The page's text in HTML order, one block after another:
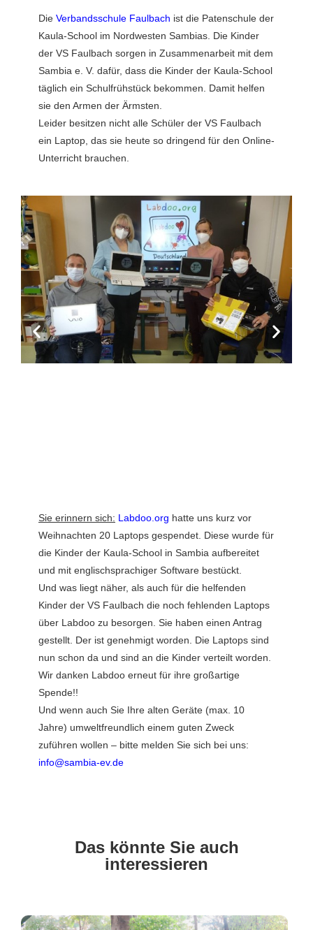
Die Verbandsschule Faulbach ist die Patenschule der
Kaula-School im Nordwesten Sambias. Die Kinder
der VS Faulbach sorgen in Zusammenarbeit mit dem
Sambia e. V. dafür, dass die Kinder der Kaula-School
täglich ein Schulfrühstück bekommen. Damit helfen
sie den Armen der Ärmsten.
Leider besitzen nicht alle Schüler der VS Faulbach
ein Laptop, das sie heute so dringend für den Online-
Unterricht brauchen.
Sie erinnern sich: Labdoo.org hatte uns kurz vor
Weihnachten 20 Laptops gespendet. Diese wurde für
die Kinder der Kaula-School in Sambia aufbereitet
und mit englischsprachiger Software bestückt.
Und was liegt näher, als auch für die helfenden
Kinder der VS Faulbach die noch fehlenden Laptops
über Labdoo zu besorgen. Sie haben einen Antrag
gestellt. Der ist genehmigt worden. Die Laptops sind
nun schon da und sind an die Kinder verteilt worden.
Wir danken Labdoo erneut für ihre großartige
Spende!!
Und wenn auch Sie Ihre alten Geräte (max. 10
Jahre) umweltfreundlich einem guten Zweck
zuführen wollen – bitte melden Sie sich bei uns:
info@sambia-ev.de
Das könnte Sie auch
interessieren